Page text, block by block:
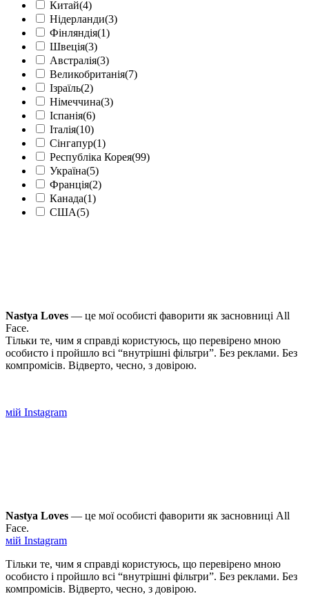
Китай(4)
Нідерланди(3)
Фінляндія(1)
Швеція(3)
Австралія(3)
Великобританія(7)
Ізраїль(2)
Німеччина(3)
Іспанія(6)
Італія(10)
Сінгапур(1)
Республіка Корея(99)
Україна(5)
Франція(2)
Канада(1)
США(5)
Nastya Loves — це мої особисті фаворити як засновниці All
Face.
Тільки те, чим я справді користуюсь, що перевірено мною
особисто і пройшло всі “внутрішні фільтри”. Без реклами. Без
компромісів. Відверто, чесно, з довірою.
мій Instagram
Nastya Loves — це мої особисті фаворити як засновниці All
Face.
мій Instagram
Тільки те, чим я справді користуюсь, що перевірено мною
особисто і пройшло всі “внутрішні фільтри”. Без реклами. Без
компромісів. Відверто, чесно, з довірою.